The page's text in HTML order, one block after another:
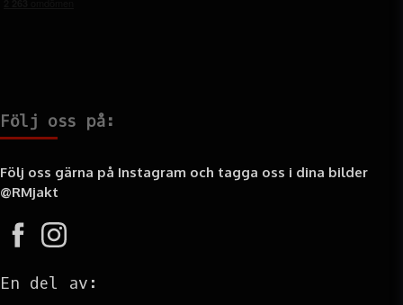
Följ oss på:
Följ oss gärna på Instagram och tagga oss i dina bilder
@RMjakt
En del av: